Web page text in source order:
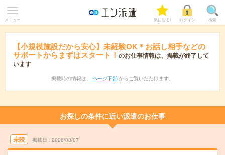
メニュー 気になる! ログイン 検索
【小規模施設だから安心】未経験OK＊お話し相手などの
サポートからまずはスタート！ のお仕事情報は、掲載が終了して
います
掲載時の情報は、 ページ下部 からご覧いただけます。
お探しの条件に近い派遣のお仕事
未読 掲載日 2026/08/07